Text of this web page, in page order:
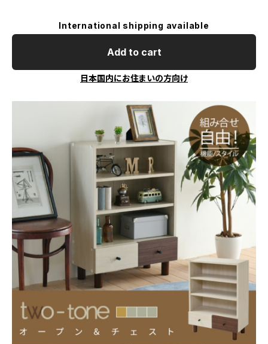
International shipping available
Add to cart
日本国内にお住まいの方向け